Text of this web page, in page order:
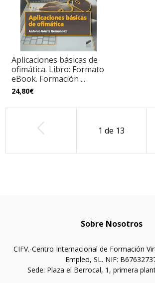
Aplicaciones básicas de
ofimática. Libro: Formato
eBook. Formación ...
24,80€
1 de 13
Sobre Nosotros
CIFV.-Centro Internacional de Formación
Empleo, SL. NIF:
Sede: Plaza el Berrocal, 1, primera